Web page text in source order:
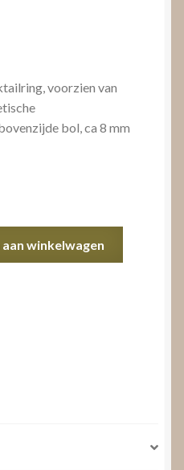
voorzien van
bol, ca 8 mm
winkelwagen